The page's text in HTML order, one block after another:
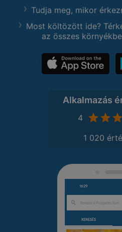
Tudja meg, mikor
Most költözött ide?
az összes
Alkalmazás
4
1 020